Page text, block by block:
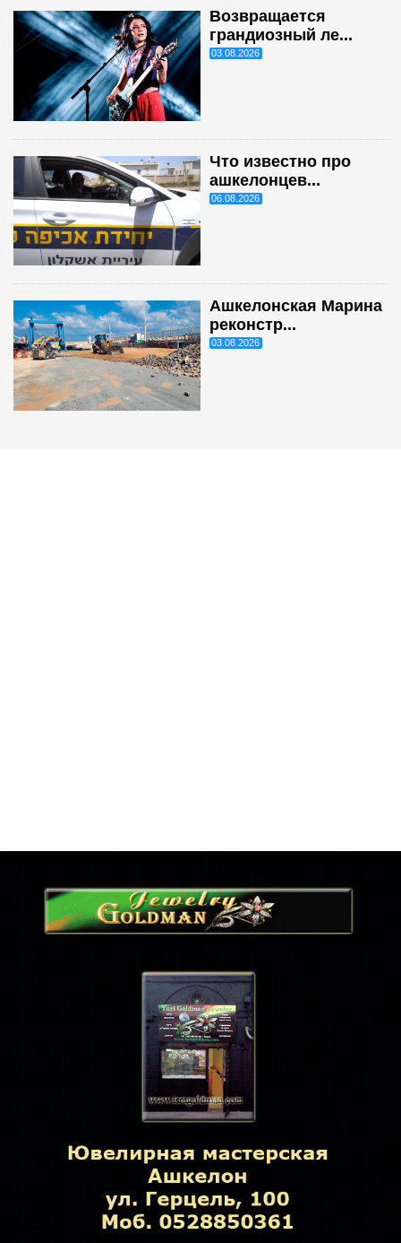
Возвращается
грандиозный ле...
03.08.2026
Что известно про
ашкелонцев...
06.08.2026
Ашкелонская Марина
реконстр...
03.08.2026